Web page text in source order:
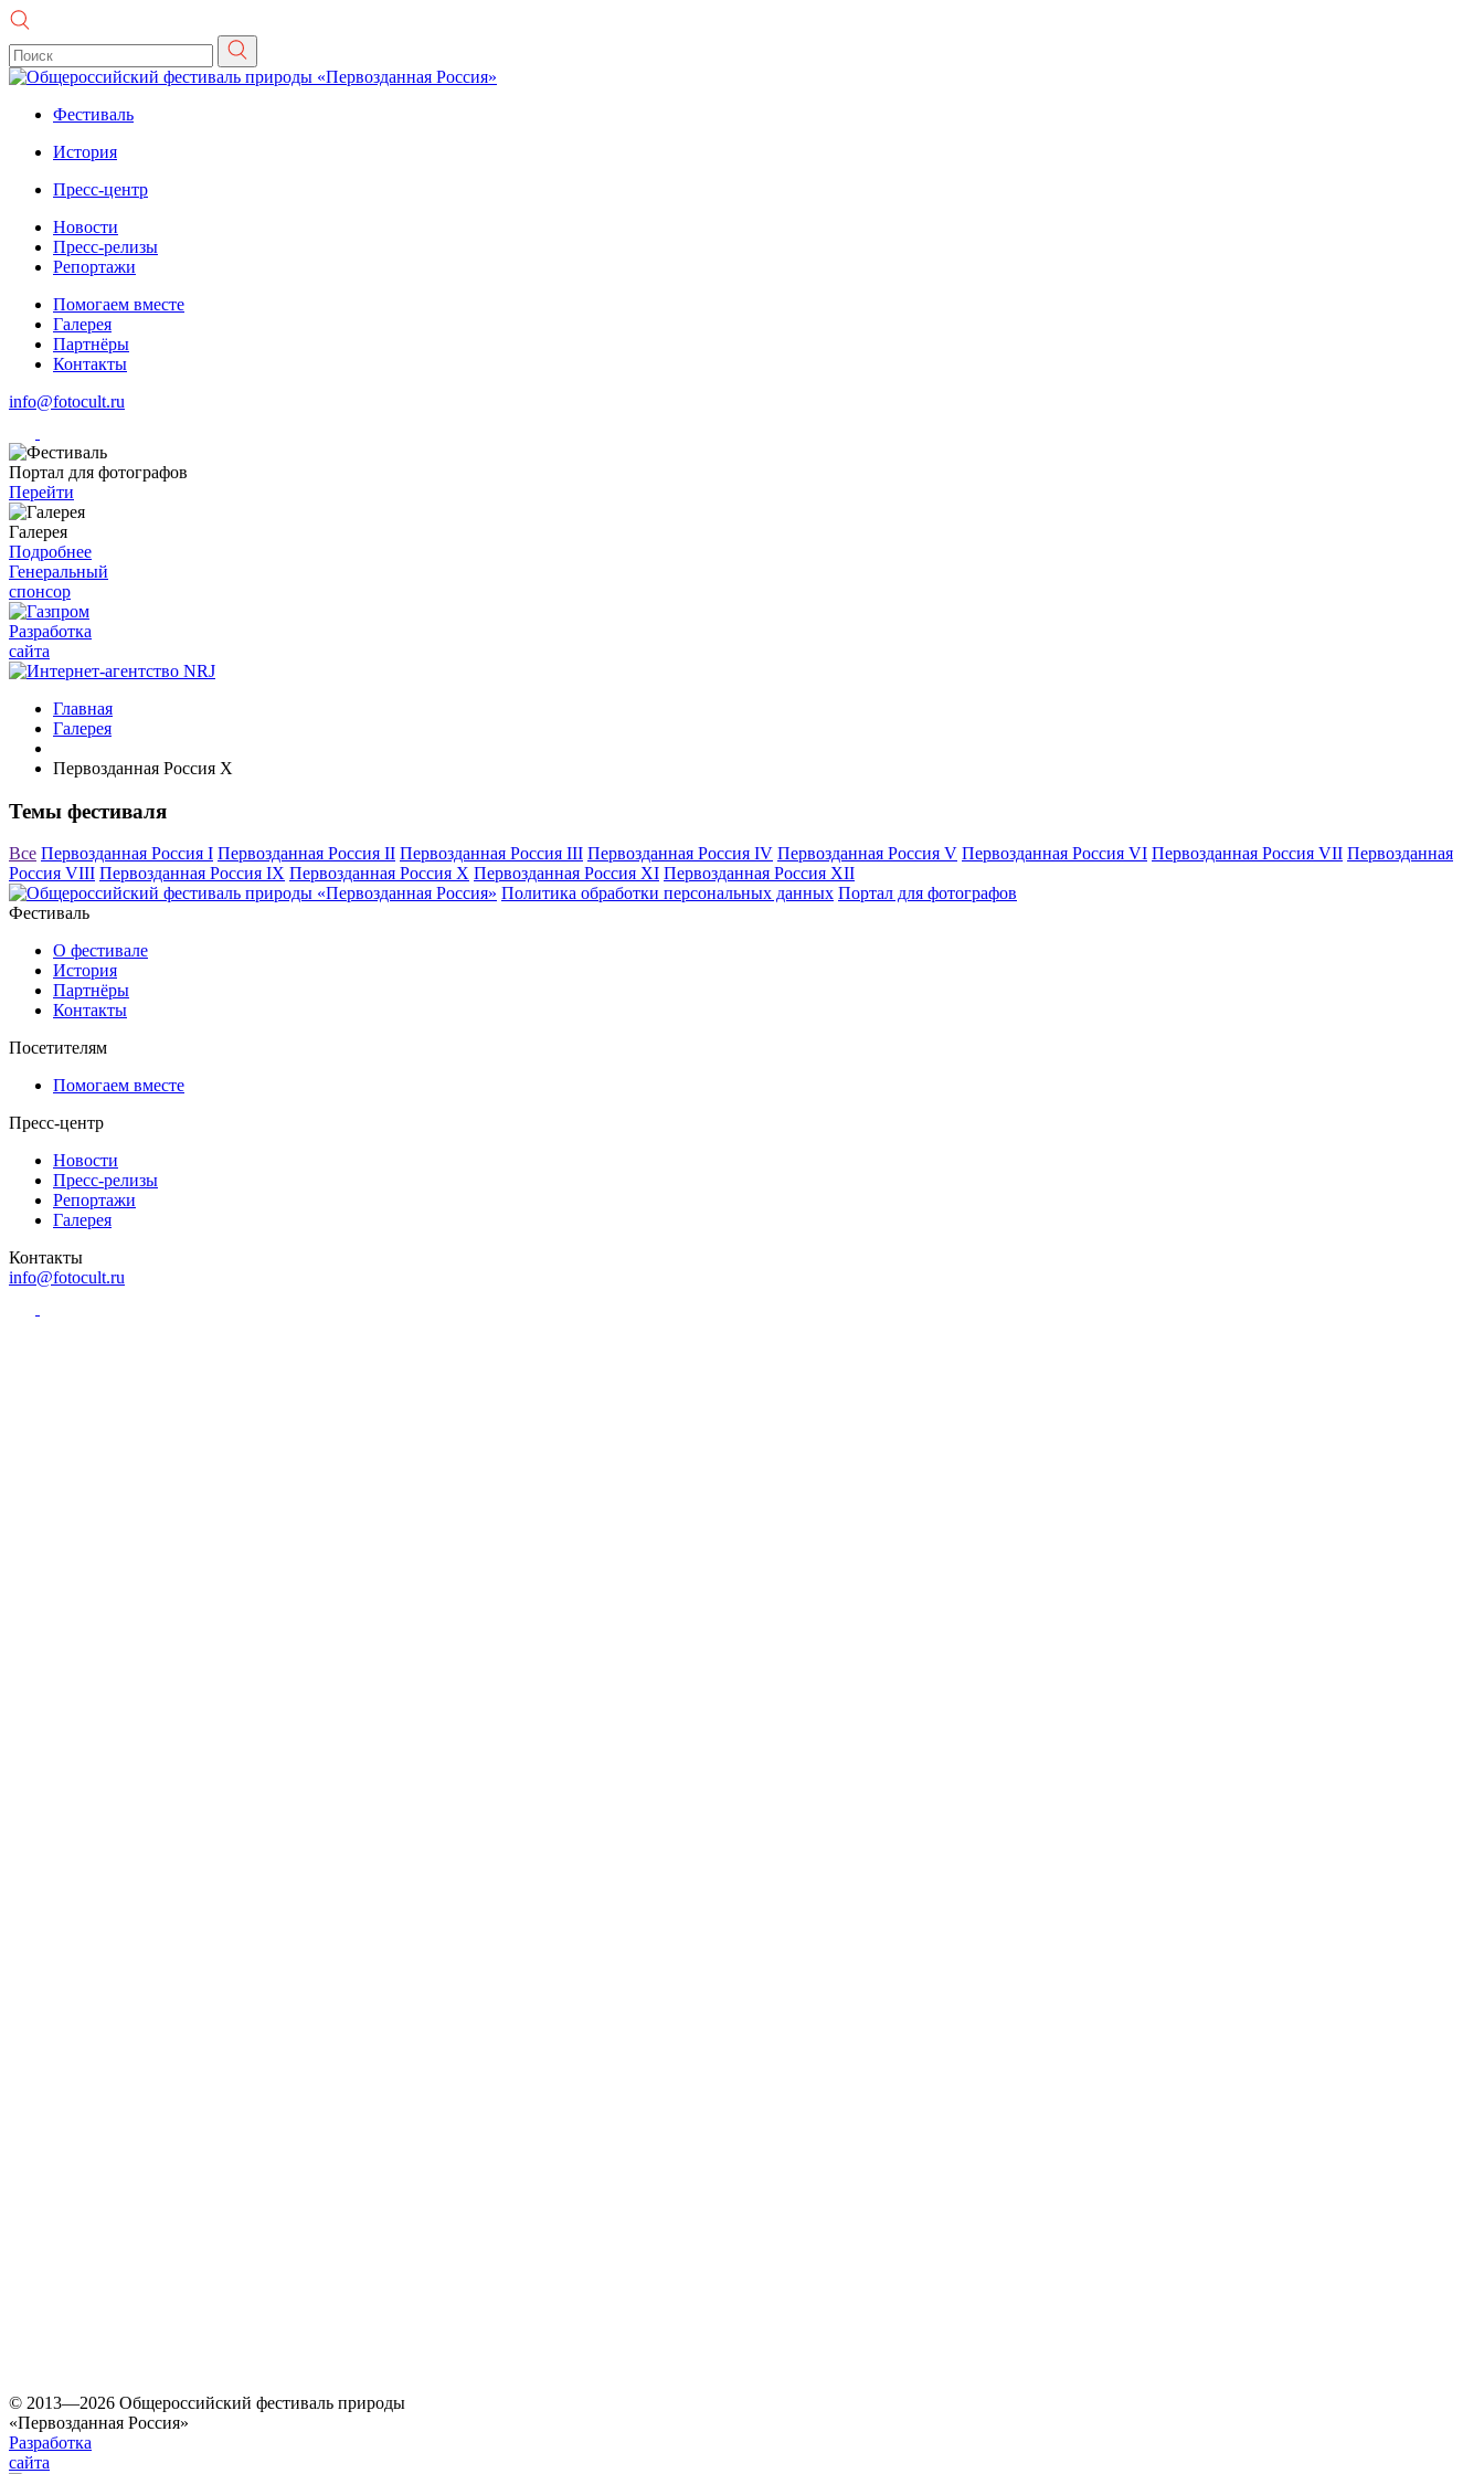
Фестиваль
История
Пресс-центр
Новости
Пресс-релизы
Репортажи
Помогаем вместе
Галерея
Партнёры
Контакты
info@fotocult.ru
Портал для фотографов
Перейти
Галерея
Подробнее
Генеральный
спонсор
Разработка
сайта
Главная
Галерея
Первозданная Россия X
Темы фестиваля
Все Первозданная Россия I Первозданная Россия II Первозданная Россия III Первозданная Россия IV Первозданная Россия V Первозданная Россия VI Первозданная Россия VII Первозданная
Россия VIII Первозданная Россия IX Первозданная Россия X Первозданная Россия XI Первозданная Россия XII
Политика обработки персональных данных Портал для фотографов
Фестиваль
О фестивале
История
Партнёры
Контакты
Посетителям
Помогаем вместе
Пресс-центр
Новости
Пресс-релизы
Репортажи
Галерея
Контакты
info@fotocult.ru
© 2013—2026 Общероссийский фестиваль природы
«Первозданная Россия»
Разработка
сайта